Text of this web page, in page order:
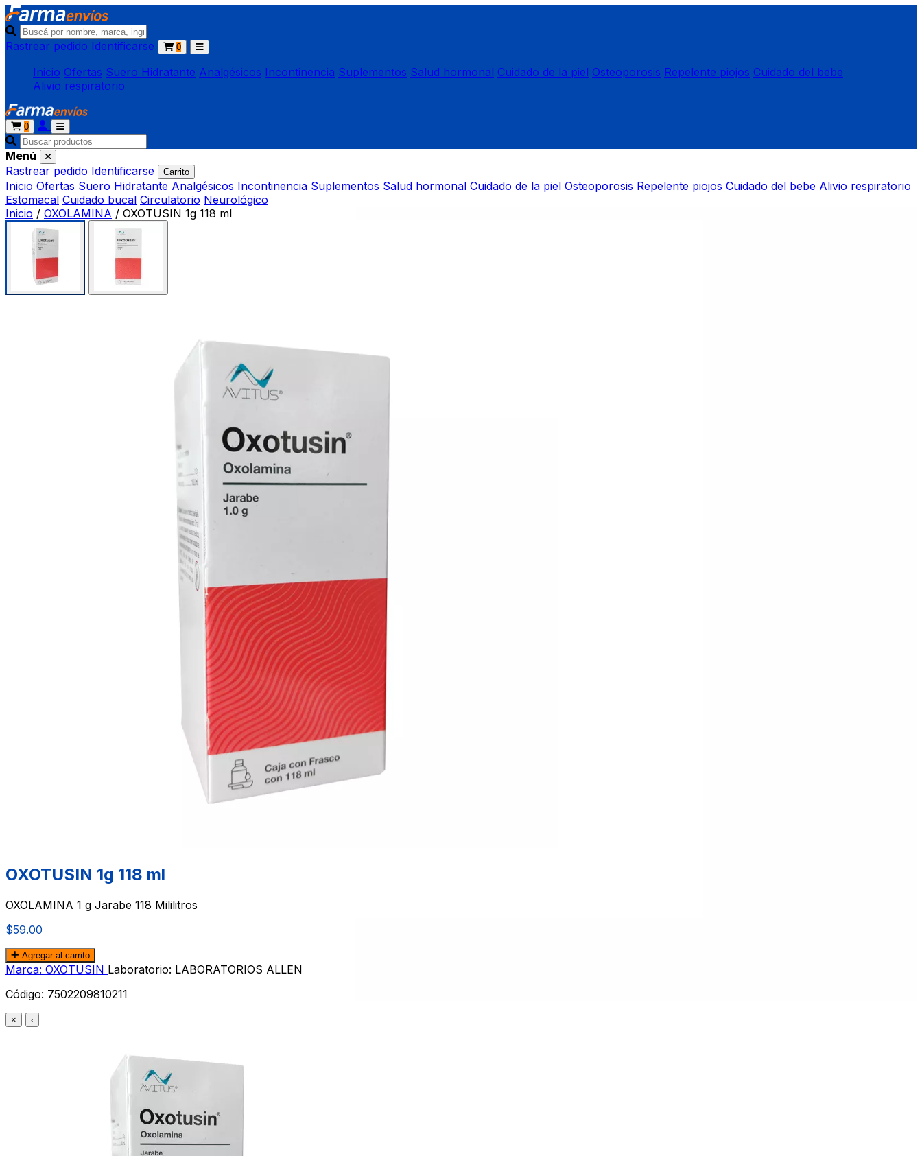
Rastrear pedido Identificarse 0
Inicio Ofertas Suero Hidratante Analgésicos Incontinencia Suplementos Salud hormonal Cuidado de la piel Osteoporosis Repelente piojos Cuidado del bebe
Alivio respiratorio
0
Menú
Rastrear pedido Identificarse Carrito
Inicio Ofertas Suero Hidratante Analgésicos Incontinencia Suplementos Salud hormonal Cuidado de la piel Osteoporosis Repelente piojos Cuidado del bebe Alivio respiratorio
Estomacal Cuidado bucal Circulatorio Neurológico
Inicio / OXOLAMINA / OXOTUSIN 1g 118 ml
OXOTUSIN 1g 118 ml
OXOLAMINA 1 g Jarabe 118 Mililitros
$59.00
Agregar al carrito
Marca: OXOTUSIN Laboratorio: LABORATORIOS ALLEN
Código: 7502209810211
× ‹